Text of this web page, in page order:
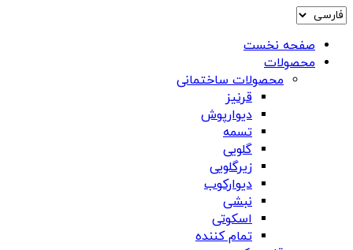
صفحه نخست
محصولات
محصولات ساختمانی
قرنیز
دیوارپوش
تسمه
گلویی
زیرگلویی
دیوارکوب
نبشی
اسکوتی
تمام کننده